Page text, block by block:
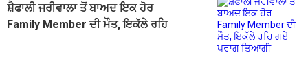
ਸ਼ੈਫਾਲੀ ਜਰੀਵਾਲਾ ਤੋਂ ਬਾਅਦ ਇਕ ਹੋਰ
Family Member ਦੀ ਮੌਤ, ਇਕੱਲੇ ਰਹਿ